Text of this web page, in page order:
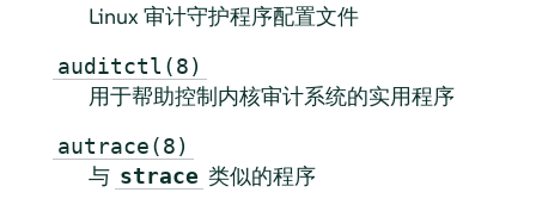
Linux 审计守护程序配置文件
auditctl(8)
用于帮助控制内核审计系统的实用程序
autrace(8)
与 strace 类似的程序